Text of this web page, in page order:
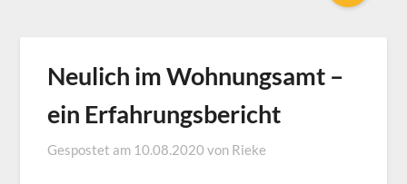
Neulich im Wohnungsamt –
ein Erfahrungsbericht
Gespostet am 10.08.2020 von Rieke